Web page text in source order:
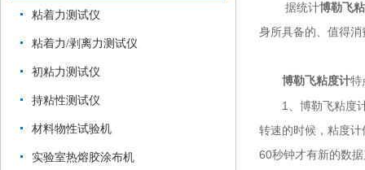
粘着力测试仪
粘着力/剥离力测试仪
初粘力测试仪
持粘性测试仪
材料物性试验机
实验室热熔胶涂布机
据统计博勒飞
身所具备的、值得
博勒飞粘度计特
1、博勒飞粘度计
转速的时候，粘度
60秒钟才有新的数